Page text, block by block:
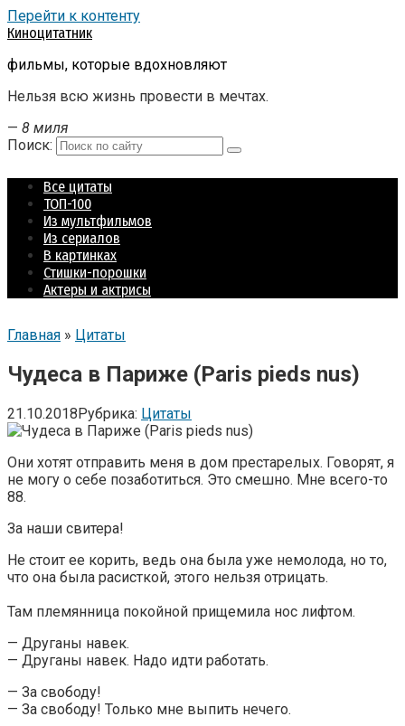
Перейти к контенту
Киноцитатник
фильмы, которые вдохновляют
Нельзя всю жизнь провести в мечтах.
— 8 миля
Поиск:
Все цитаты
ТОП-100
Из мультфильмов
Из сериалов
В картинках
Стишки-порошки
Актеры и актрисы
Главная » Цитаты
Чудеса в Париже (Paris pieds nus)
21.10.2018Рубрика: Цитаты
Они хотят отправить меня в дом престарелых. Говорят, я
не могу о себе позаботиться. Это смешно. Мне всего-то
88.
За наши свитера!
Не стоит ее корить, ведь она была уже немолода, но то,
что она была расисткой, этого нельзя отрицать.
Там племянница покойной прищемила нос лифтом.
— Друганы навек.
— Друганы навек. Надо идти работать.
— За свободу!
— За свободу! Только мне выпить нечего.